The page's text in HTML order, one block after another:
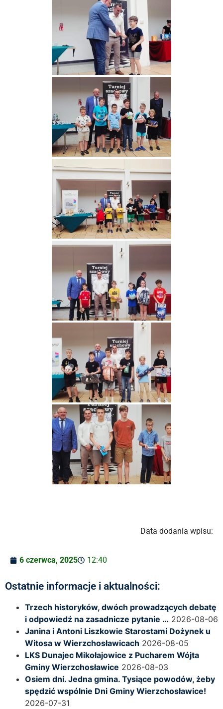
Data dodania wpisu:
6 czerwca, 2025 12:40
Ostatnie informacje i aktualności:
Trzech historyków, dwóch prowadzących debatę
i odpowiedź na zasadnicze pytanie … 2026-08-06
Janina i Antoni Liszkowie Starostami Dożynek u
Witosa w Wierzchosławicach 2026-08-05
LKS Dunajec Mikołajowice z Pucharem Wójta
Gminy Wierzchosławice 2026-08-03
Osiem dni. Jedna gmina. Tysiące powodów, żeby
spędzić wspólnie Dni Gminy Wierzchosławice!
2026-07-31